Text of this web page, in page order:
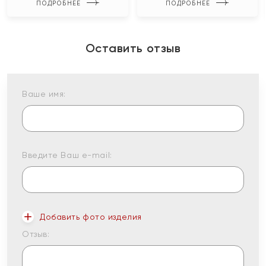
ПОДРОБНЕЕ ПОДРОБНЕЕ
Оставить отзыв
Ваше имя:
Введите Ваш e-mail:
Добавить фото изделия
Отзыв: